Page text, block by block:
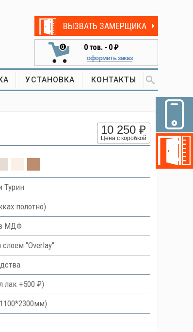
ВЫЗВАТЬ ЗАМЕРЩИКА
0 0тов. - 0 ₽
оформить заказ
УСТАНОВКА КОНТАКТЫ
10 250 ₽
Цена с коробкой
Турин
полотно)
МДФ
"Overlay"
лак +500 ₽)